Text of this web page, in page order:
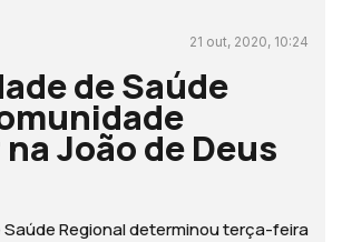
21 out, 2020, 10:24
de Saúde
João de Deus
Saúde Regional determinou terça-feira